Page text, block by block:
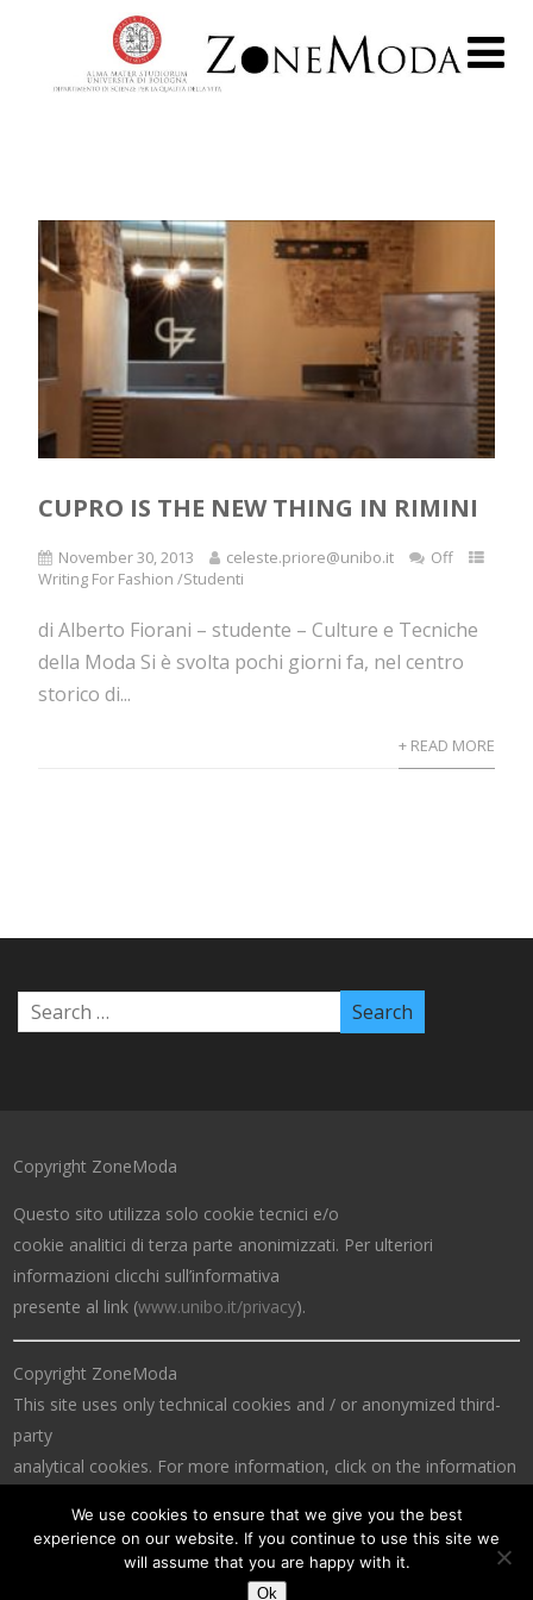
CUPRO IS THE NEW THING IN RIMINI
November 30, 2013 celeste.priore@unibo.it
Off
Writing For Fashion /Studenti
di Alberto Fiorani – studente – Culture e Tecniche
della Moda Si è svolta pochi giorni fa, nel centro
storico di...
+ READ MORE
Copyright ZoneModa
Questo sito utilizza solo cookie tecnici e/o
cookie analitici di terza parte anonimizzati. Per ulteriori
informazioni clicchi sull’informativa
presente al link (www.unibo.it/privacy).
Copyright ZoneModa
This site uses only technical cookies and / or anonymized third-
party
analytical cookies. For more information, click on the information
We use cookies to ensure that we give you the best
experience on our website. If you continue to use this site we
will assume that you are happy with it.
Ok